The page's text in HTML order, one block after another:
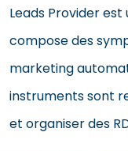
Leads Provider
compose des
marketing
instruments sont
et organiser des